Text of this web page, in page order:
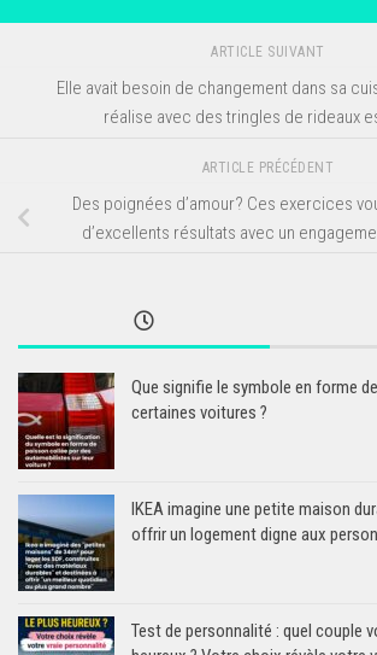
ARTICLE SUIVANT
Elle avait besoin de changement dans sa
réalise avec des tringles de rideaux
ARTICLE PRÉCÉDENT
Des poignées d’amour? Ces exercices
d’excellents résultats avec un
Que signifie le symbole en forme
certaines voitures ?
IKEA imagine une petite maison
offrir un logement digne aux
Test de personnalité : quel couple